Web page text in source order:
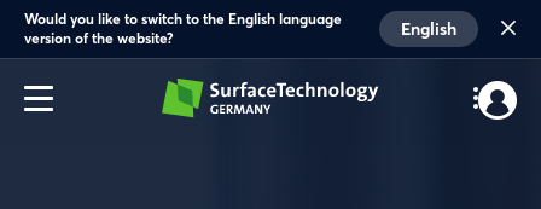
Would you like to switch to the English language
version of the website?
English